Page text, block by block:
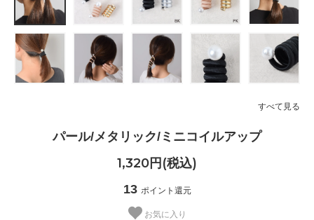
すべて見る
パール/メタリック/ミニコイルアップ
1,320円(税込)
13 ポイント還元
お気に入り